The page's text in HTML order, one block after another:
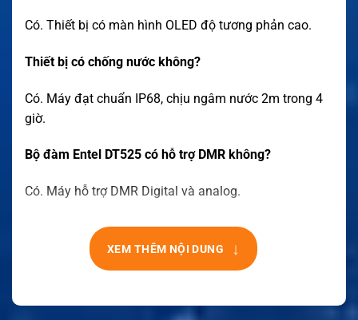
Có. Thiết bị có màn hình OLED độ tương phản cao.
Thiết bị có chống nước không?
Có. Máy đạt chuẩn IP68, chịu ngâm nước 2m trong 4
giờ.
Bộ đàm Entel DT525 có hỗ trợ DMR không?
Có. Máy hỗ trợ DMR Digital và analog.
XEM THÊM NỘI DUNG ↓